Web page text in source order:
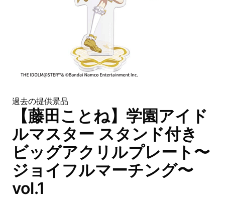
過去の提供景品
【藤田ことね】学園アイド
ルマスター スタンド付き
ビッグアクリルプレート〜
ジョイフルマーチング〜
vol.1